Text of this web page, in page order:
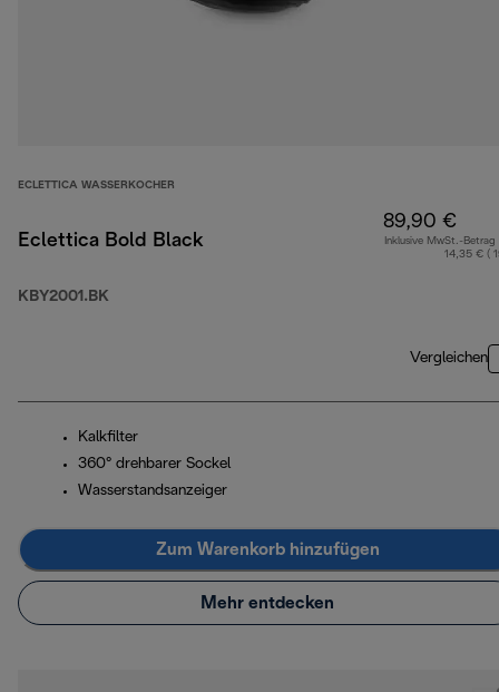
ECLETTICA WASSERKOCHER
Eclettica Bold Black
KBY2001.BK
89,90 €
Inklusive MwSt.-Betrag
14,35 € (
Vergleichen
Kalkfilter
360° drehbarer Sockel
Wasserstandsanzeiger
Zum Warenkorb hinzufügen
Mehr entdecken